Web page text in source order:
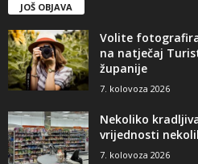
JOŠ OBJAVA
Volite
na natječaj
županije
7. kolovoza 2026
Nekoliko
vrijednosti
7. kolovoza 2026